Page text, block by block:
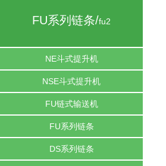
FU系列链条/fu2
NE斗式提升机
NSE斗式提升机
FU链式输送机
FU系列链条
DS系列链条